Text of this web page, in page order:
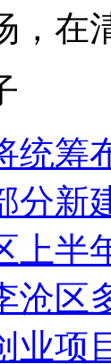
，在
统筹
分新
上半
沧区
业项